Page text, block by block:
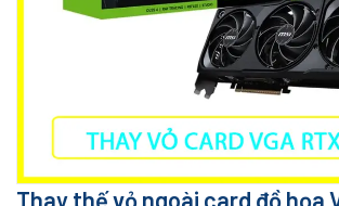
Thay thế vỏ ngoài card đồ họa